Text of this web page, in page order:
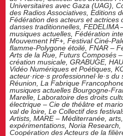
Universitaires avec Gaza (UAG),
des Radios Associatives, Editions
Fédération des acteurs et actrices
danses traditionnelles, FEDELIMA
musiques actuelles, Fédération
Mouvement HF+, Festival Ciné-
flamme-Polygone étoilé, FNAR –
Arts de la Rue, Futurs Composés
création musicale, GRABUGE,
Vidéo Numériques et Poétiques,
acteur·rice·s professionnel·le·s
Réunion, La Fabrique
musiques actuelles Bourgogne-
Marelle, Laboratoire des droits
électrique – Cie de théâtre et
val de loire, Le Collectif des
Artists, MARE – Méditerranée,
expérimentations, Noria
Coopération des Acteurs de la